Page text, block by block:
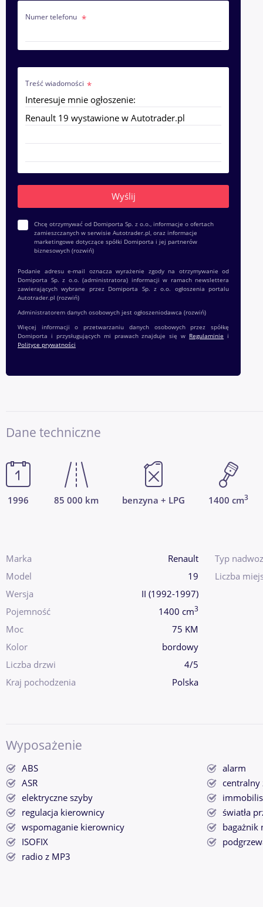
Numer telefonu
Treść wiadomości
Chcę otrzymywać od Domiporta Sp. z o.o., informacje o ofertach
zamieszczanych w serwisie Autotrader.pl, oraz informacje
marketingowe dotyczące spółki Domiporta i jej partnerów
biznesowych (rozwiń)
Podanie adresu e-mail oznacza wyrażenie zgody na otrzymywanie od
Domiporta Sp. z o.o. (administratora) informacji w ramach newslettera
zawierających wybrane przez Domiporta Sp. z o.o. ogłoszenia portalu
Autotrader.pl (rozwiń)
Administratorem danych osobowych jest ogłoszeniodawca (rozwiń)
Więcej informacji o przetwarzaniu danych osobowych przez spółkę
Domiporta i przysługujących mi prawach znajduje się w Regulaminie i
Polityce prywatności
Dane techniczne
1996 85 000 km benzyna + LPG 1400 cm3
Marka
Renault
Model
19
Wersja
II (1992-1997)
Pojemność
1400 cm3
Moc
75 KM
Kolor
bordowy
Liczba drzwi
4/5
Kraj pochodzenia
Polska
Typ
Liczba
Wyposażenie
ABS
alarm
ASR
centralny
elektryczne szyby
regulacja kierownicy
światła
wspomaganie kierownicy
bagażnik
ISOFIX
radio z MP3